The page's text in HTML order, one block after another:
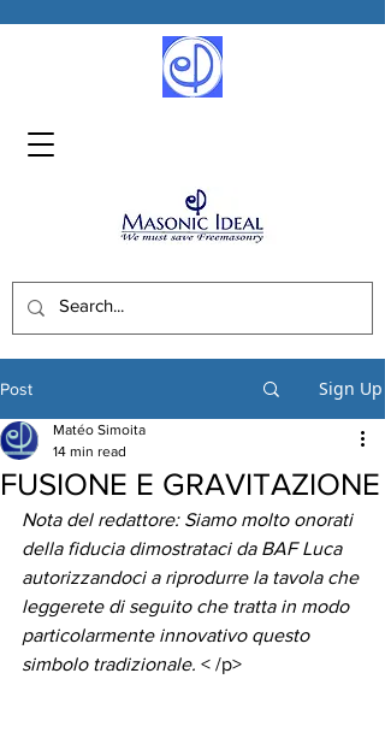
Post Sign Up
FUSIONE E GRAVITAZIONE
Matéo Simoita
14 min read
Nota del redattore: Siamo molto onorati
della fiducia dimostrataci da BAF Luca
autorizzandoci a riprodurre la tavola che
leggerete di seguito che tratta in modo
particolarmente innovativo questo
simbolo tradizionale. < /p>